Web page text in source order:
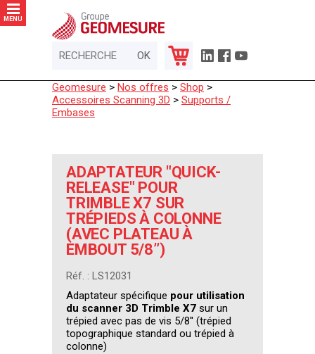
MENU
Geomesure > Nos offres > Shop >
Accessoires Scanning 3D > Supports /
Embases
ADAPTATEUR "QUICK-
RELEASE" POUR
TRIMBLE X7 SUR
TRÉPIEDS À COLONNE
(AVEC PLATEAU À
EMBOUT 5/8’’)
Réf. : LS12031
Adaptateur spécifique pour utilisation
du scanner 3D Trimble X7 sur un
trépied avec pas de vis 5/8'' (trépied
topographique standard ou trépied à
colonne)
Panneau de gestion des cookies